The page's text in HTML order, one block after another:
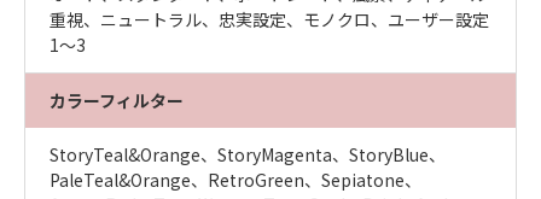
重視、ニュートラル、忠実設定、モノクロ、ユーザー設定
1～3
カラーフィルター
StoryTeal&Orange、StoryMagenta、StoryBlue、
PaleTeal&Orange、RetroGreen、Sepiatone、